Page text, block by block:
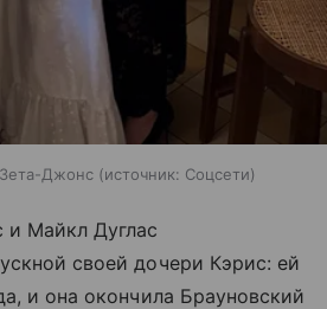
Джонс источник: Соцсети
Майкл Дуглас
своей дочери Кэрис: ей
и она окончила Брауновский